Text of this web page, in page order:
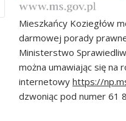
Mieszkańcy Koziegłów
darmowej porady
Ministerstwo
można umawiając się na
internetowy https://
dzwoniąc pod numer 61